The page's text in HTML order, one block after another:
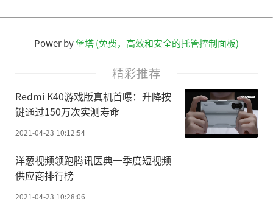
不同国家、垂直行业和 IT 细分市场的恢
型趋势。行业方面，银行和证券及保险业最
早将在 2021 年接近疫情前的支出水平;零售
和运输业将在接近 2023 年时才能恢复到这一
水平。
地区方面，拉美地区有望在 2024 年恢
复，而大中国区的 IT 支出已超过 2019 年的
水平。预计北美和西欧将在接近 2021 年底恢
Power by堡塔 (免费，高效和安全的托管控制面板)
精彩推荐
Redmi K40游戏版真机首曝：升降按
键通过150万次实测寿命
2021-04-23 10:12:54
洋葱视频领跑腾讯医典一季度短视频
供应商排行榜
2021-04-23 10:28:06